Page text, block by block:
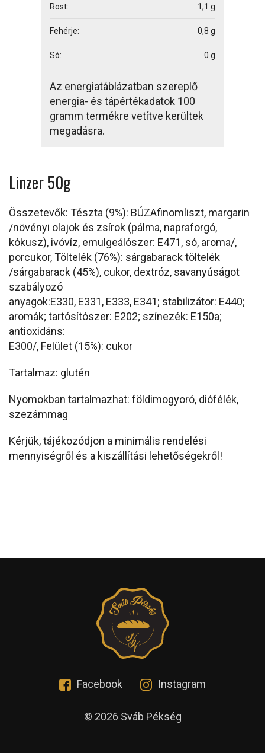
Rost: 1,1 g
Fehérje: 0,8 g
Só: 0 g
Az energiatáblázatban szereplő
energia- és tápértékadatok 100
gramm termékre vetítve kerültek
megadásra.
Linzer 50g
Összetevők: Tészta (9%): BÚZAfinomliszt, margarin
/növényi olajok és zsírok (pálma, napraforgó,
kókusz), ivóvíz, emulgeálószer: E471, só, aroma/,
porcukor, Töltelék (76%): sárgabarack töltelék
/sárgabarack (45%), cukor, dextróz, savanyúságot
szabályozó
anyagok:E330, E331, E333, E341; stabilizátor: E440;
aromák; tartósítószer: E202; színezék: E150a;
antioxidáns:
E300/, Felület (15%): cukor
Tartalmaz: glutén
Nyomokban tartalmazhat: földimogyoró, diófélék,
szezámmag
Kérjük, tájékozódjon a minimális rendelési
mennyiségről és a kiszállítási lehetőségekről!
Facebook Instagram
© 2026 Sváb Pékség